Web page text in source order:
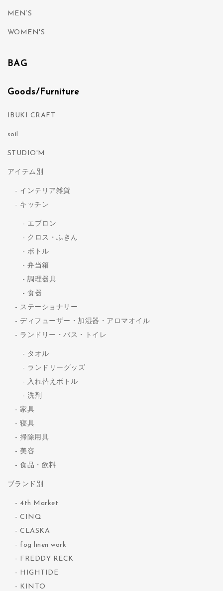
MEN’S
WOMEN'S
BAG
Goods/Furniture
IBUKI CRAFT
soil
STUDIO'M
アイテム別
インテリア雑貨
キッチン
エプロン
クロス・ふきん
ボトル
弁当箱
調理器具
食器
ステーショナリー
ディフューザー・加湿器・アロマオイル
ランドリー・バス・トイレ
タオル
ランドリーグッズ
入れ替えボトル
洗剤
家具
寝具
掃除用具
美容
食品・飲料
ブランド別
4th Market
CINQ
CLASKA
fog linen work
FREDDY RECK
HIGHTIDE
KINTO